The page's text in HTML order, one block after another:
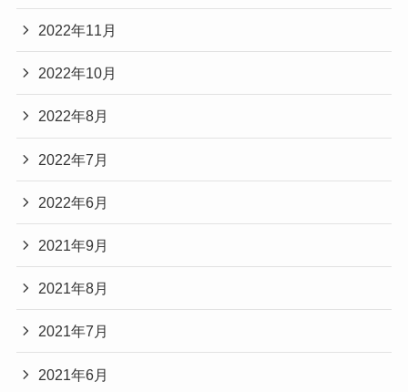
2022年11月
2022年10月
2022年8月
2022年7月
2022年6月
2021年9月
2021年8月
2021年7月
2021年6月